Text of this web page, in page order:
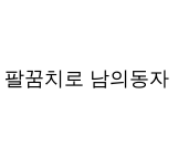
꿈치로 남의동자